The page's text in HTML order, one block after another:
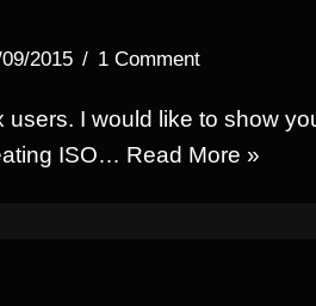
2015 1 Comment
users. I would like to show
ISO… Read More »